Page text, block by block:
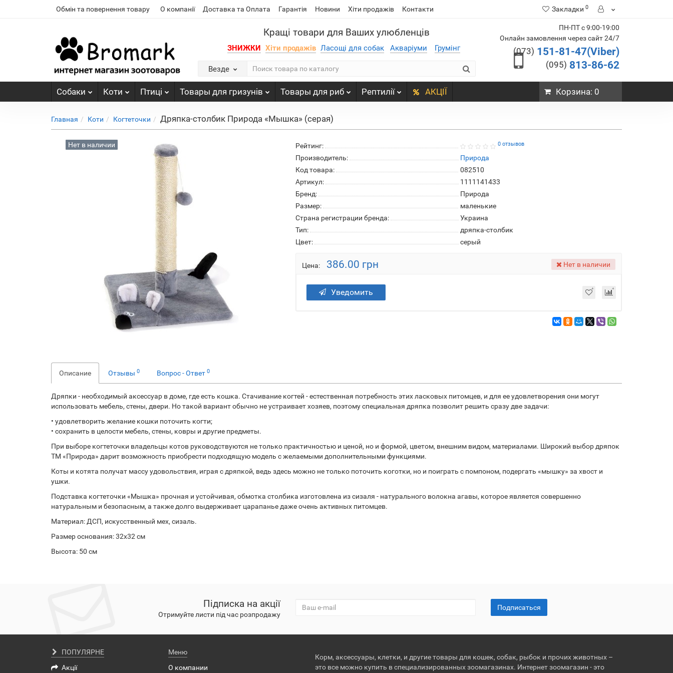
Обмін та повернення товару О компанії Доставка та Оплата Гарантія Новини Хіти продажів Контакти Закладки 0
Кращі товари для Ваших улюбленців
ЗНИЖКИ Хіти продажів Ласощі для собак Акваріуми Грумінг
Везде
ПН-ПТ с 9:00-19:00
Онлайн замовлення через сайт 24/7
(073) 151-81-47(Viber)
(095) 813-86-62
Собаки Коти Птиці Товары для гризунів Товары для риб Рептилії АКЦІЇ Корзина: 0
Главная Коти Когтеточки Дряпка-столбик Природа «Мышка» (серая)
Нет в наличии Рейтинг: 0 отзывов
Производитель:
Природа
Код товара:
082510
Артикул:
1111141433
Бренд:
Природа
Размер:
маленькие
Страна регистрации бренда:
Украина
Тип:
дряпка-столбик
Цвет:
серый
Цена: 386.00 грн Нет в наличии
Уведомить
Описание Отзывы 0 Вопрос - Ответ 0
Дряпки - необходимый аксессуар в доме, где есть кошка. Стачивание когтей - естественная потребность этих ласковых питомцев, и для ее удовлетворения они могут
использовать мебель, стены, двери. Но такой вариант обычно не устраивает хозяев, поэтому специальная дряпка позволит решить сразу две задачи:
• удовлетворить желание кошки поточить когти;
• сохранить в целости мебель, стены, ковры и другие предметы.
При выборе когтеточки владельцы котов руководствуются не только практичностью и ценой, но и формой, цветом, внешним видом, материалами. Широкий выбор дряпок
ТМ «Природа» дарит возможность приобрести подходящую модель с желаемыми дополнительными функциями.
Коты и котята получат массу удовольствия, играя с дряпкой, ведь здесь можно не только поточить коготки, но и поиграть с помпоном, подергать «мышку» за хвост и
ушки.
Подставка когтеточки «Мышка» прочная и устойчивая, обмотка столбика изготовлена из сизаля - натурального волокна агавы, которое является совершенно
натуральным и безопасным, а также долго выдерживает царапанье даже очень активных питомцев.
Материал: ДСП, искусственный мех, сизаль.
Размер основания: 32х32 см
Высота: 50 см
Підписка на акції
Отримуйте листи під час розпродажу
Подписаться
ПОПУЛЯРНЕ
Акції
Меню
О компании
Корм, аксессуары, клетки, и другие товары для кошек, собак, рыбок и прочих животных –
это все можно купить в специализированных зоомагазинах. Интернет зоомагазин - это